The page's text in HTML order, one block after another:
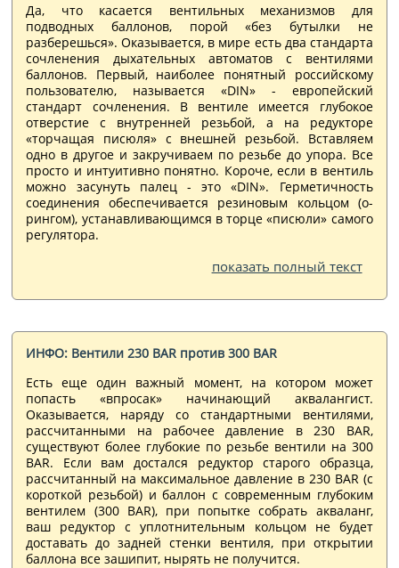
Да, что касается вентильных механизмов для
подводных баллонов, порой «без бутылки не
разберешься». Оказывается, в мире есть два стандарта
сочленения дыхательных автоматов с вентилями
баллонов. Первый, наиболее понятный российскому
пользователю, называется «DIN» - европейский
стандарт сочленения. В вентиле имеется глубокое
отверстие с внутренней резьбой, а на редукторе
«торчащая писюля» с внешней резьбой. Вставляем
одно в другое и закручиваем по резьбе до упора. Все
просто и интуитивно понятно. Короче, если в вентиль
можно засунуть палец - это «DIN». Герметичность
соединения обеспечивается резиновым кольцом (о-
рингом), устанавливающимся в торце «писюли» самого
регулятора.
показать полный текст
ИНФО: Вентили 230 BAR против 300 BAR
Есть еще один важный момент, на котором может
попасть «впросак» начинающий аквалангист.
Оказывается, наряду со стандартными вентилями,
рассчитанными на рабочее давление в 230 BAR,
существуют более глубокие по резьбе вентили на 300
BAR. Если вам достался редуктор старого образца,
рассчитанный на максимальное давление в 230 BAR (с
короткой резьбой) и баллон с современным глубоким
вентилем (300 BAR), при попытке собрать акваланг,
ваш редуктор с уплотнительным кольцом не будет
доставать до задней стенки вентиля, при открытии
баллона все зашипит, нырять не получится.